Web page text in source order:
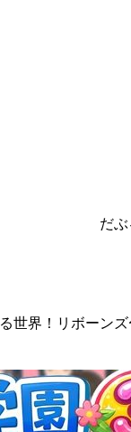
だぶ
世界！リボーン